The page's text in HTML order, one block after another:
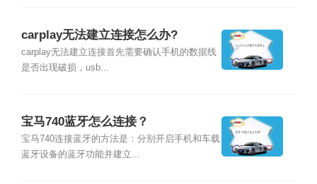
carplay无法建立连接怎么办?
carplay无法建立连接首先需要确认手机的数据线
是否出现破损，usb...
宝马740蓝牙怎么连接？
宝马740连接蓝牙的方法是：分别开启手机和车载
蓝牙设备的蓝牙功能并建立...